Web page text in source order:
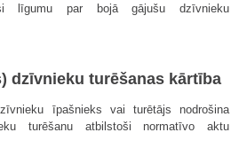
līgumu par bojā gājušu dzīvnieku
dzīvnieku turēšanas kārtība
īpašnieks vai turētājs nodrošina
turēšanu atbilstoši normatīvo aktu